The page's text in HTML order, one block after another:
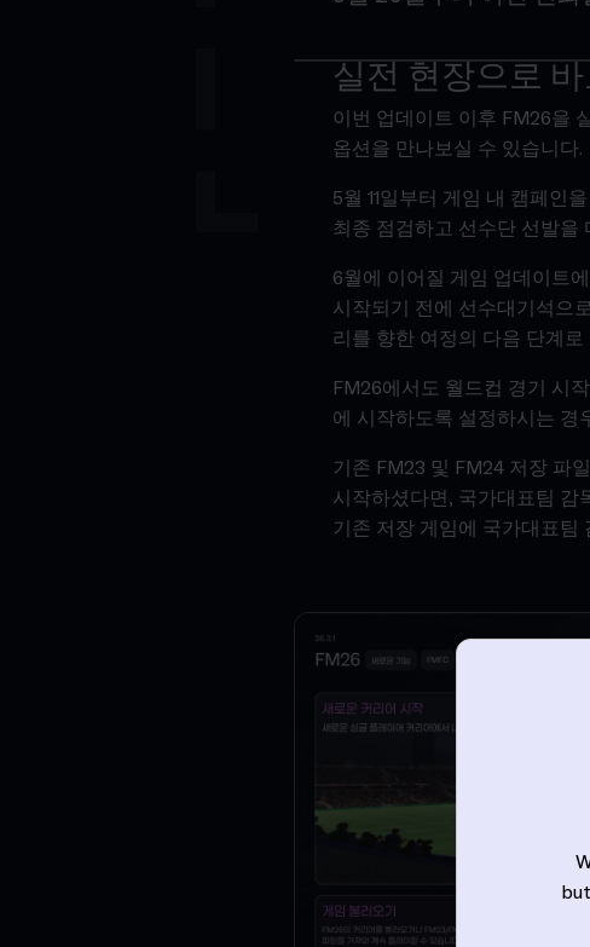
실전 현장으로 바
이번 업데이트 이후 FM26을
옵션을 만나보실 수 있습니다.
5월 11일부터 게임 내 캠페인
최종 점검하고 선수단 선발을
6월에 이어질 게임 업데이트
시작되기 전에 선수대기석으
리를 향한 여정의 다음 단계로
FM26에서도 월드컵 경기 시
에 시작하도록 설정하시는 경
기존 FM23 및 FM24 저장 파
시작하셨다면, 국가대표팀 감
기존 저장 게임에 국가대표팀